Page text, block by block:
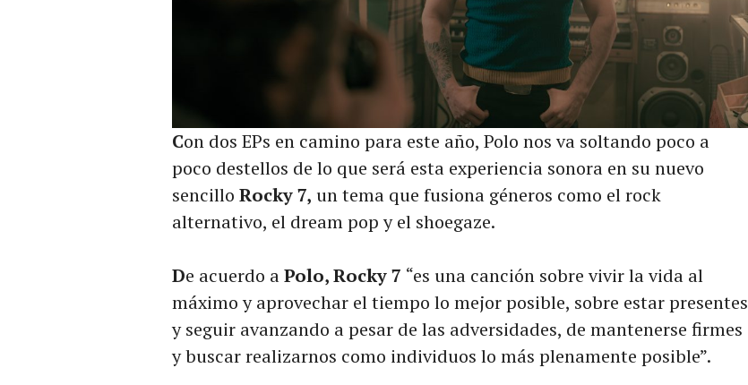
Con dos EPs en camino para este año, Polo nos va soltando poco a
poco destellos de lo que será esta experiencia sonora en su nuevo
sencillo Rocky 7, un tema que fusiona géneros como el rock
alternativo, el dream pop y el shoegaze.
De acuerdo aPolo, Rocky 7 “es una canción sobre vivir la vida al
máximo y aprovechar el tiempo lo mejor posible, sobre estar presentes
y seguir avanzando a pesar de las adversidades, de mantenerse firmes
y buscar realizarnos como individuos lo más plenamente posible”.